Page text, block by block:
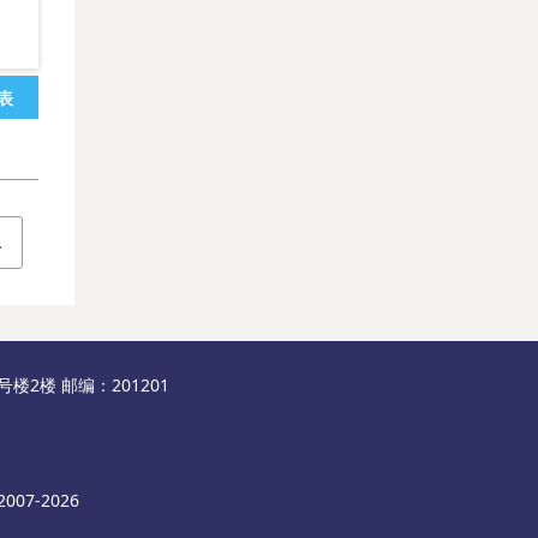
楼2楼 邮编：201201
2026